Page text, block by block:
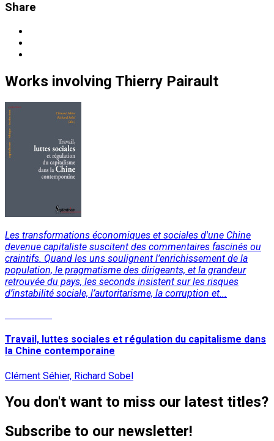
Share
Works involving Thierry Pairault
Les transformations économiques et sociales d'une Chine
devenue capitaliste suscitent des commentaires fascinés ou
craintifs. Quand les uns soulignent l’enrichissement de la
population, le pragmatisme des dirigeants, et la grandeur
retrouvée du pays, les seconds insistent sur les risques
d’instabilité sociale, l’autoritarisme, la corruption et...
Travail, luttes sociales et régulation du capitalisme dans
la Chine contemporaine
Clément Séhier, Richard Sobel
You don't want to miss our latest titles?
Subscribe to our newsletter!